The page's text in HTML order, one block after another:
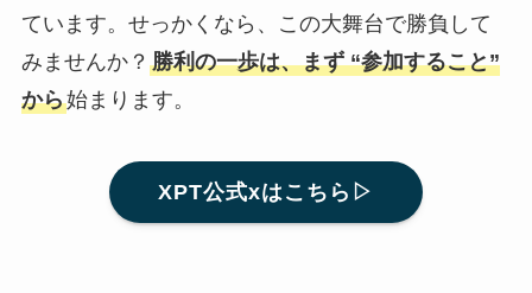
ています。せっかくなら、この大舞台で勝負して
みませんか？ 勝利の一歩は、まず “参加すること”
から始まります。
XPT公式xはこちら▷